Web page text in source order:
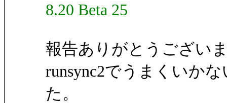
8.20 Beta 25
報告ありがとうござい
runsync2でうまくいか
た。